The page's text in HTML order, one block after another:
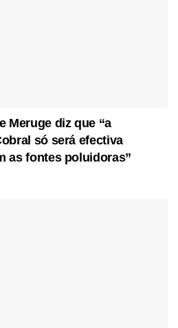
Meruge diz que “a
só será efectiva
as fontes poluidoras”